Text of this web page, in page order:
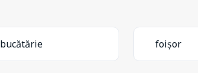
bucătărie foișor